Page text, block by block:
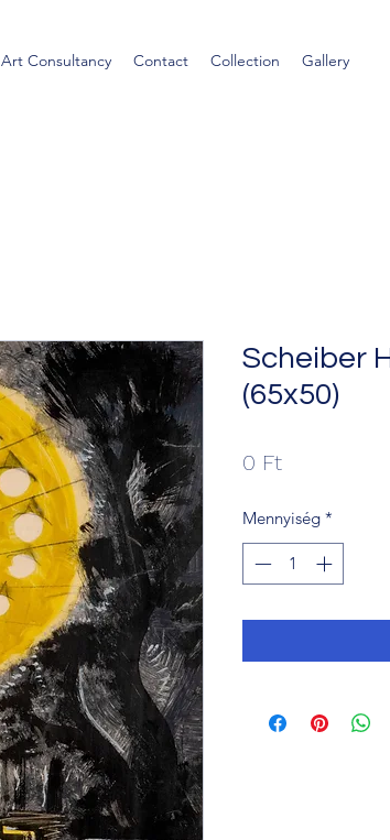
Art Consultancy Contact Collection Gallery
Scheiber
(65x50)
0 FtÁr
Mennyiség *